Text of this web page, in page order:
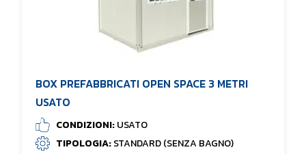
BOX PREFABBRICATI OPEN SPACE 3 METRI
USATO
CONDIZIONI:USATO
TIPOLOGIA:STANDARD (SENZA BAGNO)